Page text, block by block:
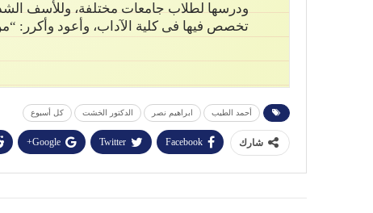
ودرسها لطلاب جامعات مختلفة، وللأسف
تخصص فيها فى كلية الآداب، وأعود وأكرر:
أحمد الطيب ابراهيم نصر الدكتور الخشت كل أسبوع
شارك Facebook
Twitter
Google+